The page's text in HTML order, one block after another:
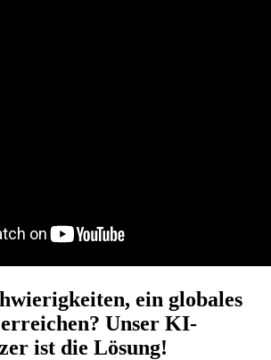
ein globales
Unser KI-
ist die Lösung!